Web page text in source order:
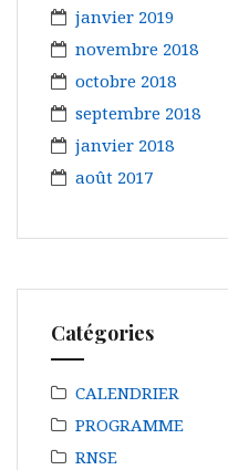
janvier 2019
novembre 2018
octobre 2018
septembre 2018
janvier 2018
août 2017
Catégories
CALENDRIER
PROGRAMME
RNSE